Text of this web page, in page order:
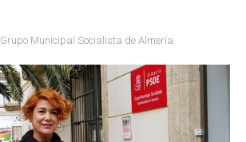
Grupo Municipal Socialista de Almería